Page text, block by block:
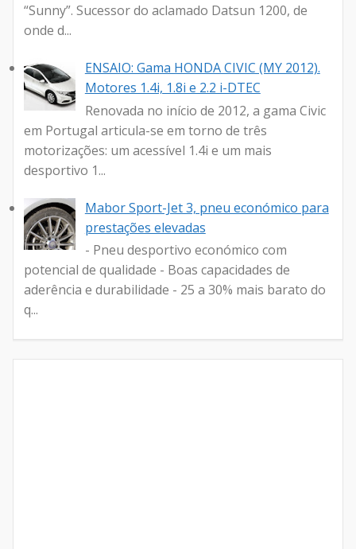
“Sunny”. Sucessor do aclamado Datsun 1200, de
onde d...
ENSAIO: Gama HONDA CIVIC (MY 2012).
Motores 1.4i, 1.8i e 2.2 i-DTEC
Renovada no início de 2012, a gama Civic
em Portugal articula-se em torno de três
motorizações: um acessível 1.4i e um mais
desportivo 1...
Mabor Sport-Jet 3, pneu económico para
prestações elevadas
- Pneu desportivo económico com
potencial de qualidade - Boas capacidades de
aderência e durabilidade - 25 a 30% mais barato do
q...